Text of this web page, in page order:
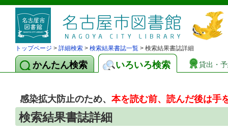
トップページ > 詳細検索 > 検索結果書誌一覧 > 検索結果書誌詳細
かんたん検索 いろいろ検索 貸出・
感染拡大防止のため、本を読む前、読んだ後は手
検索結果書誌詳細